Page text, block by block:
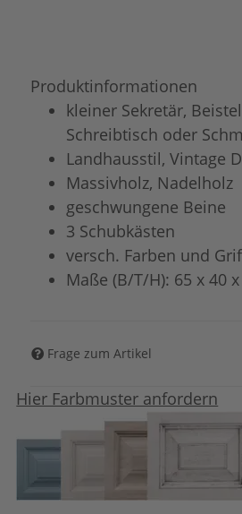
Produktinformationen
kleiner Sekretär,
Schreibtisch oder
Landhausstil, Vintage
Massivholz, Nadelholz
geschwungene Beine
3 Schubkästen
versch. Farben und
Maße (B/T/H): 65 x 40
Frage zum Artikel
Hier Farbmuster anfordern